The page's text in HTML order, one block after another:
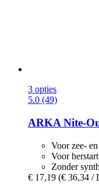
3 opties
5.0 (49)
ARKA Nite-​
Voor zee-
Voor
Zonder
€ 17,19 (€ 36,34 /